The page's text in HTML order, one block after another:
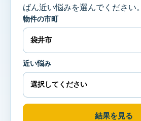
ばん近い悩みを選んでください。
物件の市町
近い悩み
結果を見る